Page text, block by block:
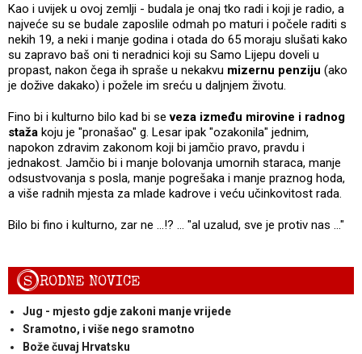
Kao i uvijek u ovoj zemlji - budala je onaj tko radi i koji je radio, a
najveće su se budale zaposlile odmah po maturi i počele raditi s
nekih 19, a neki i manje godina i otada do 65 moraju slušati kako
su zapravo baš oni ti neradnici koji su Samo Lijepu doveli u
propast, nakon čega ih spraše u nekakvu mizernu penziju (ako
je dožive dakako) i požele im sreću u daljnjem životu.
Fino bi i kulturno bilo kad bi seveza između mirovine i radnog
staža koju je "pronašao" g. Lesar ipak "ozakonila" jednim,
napokon zdravim zakonom koji bi jamčio pravo, pravdu i
jednakost. Jamčio bi i manje bolovanja umornih staraca, manje
odsustvovanja s posla, manje pogrešaka i manje praznog hoda,
a više radnih mjesta za mlade kadrove i veću učinkovitost rada.
Bilo bi fino i kulturno, zar ne ...!? ... "al uzalud, sve je protiv nas ..."
SRODNE NOVICE
Jug - mjesto gdje zakoni manje vrijede
Sramotno, i više nego sramotno
Bože čuvaj Hrvatsku